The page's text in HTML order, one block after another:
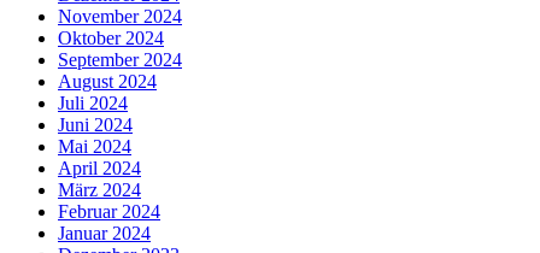
November 2024
Oktober 2024
September 2024
August 2024
Juli 2024
Juni 2024
Mai 2024
April 2024
März 2024
Februar 2024
Januar 2024